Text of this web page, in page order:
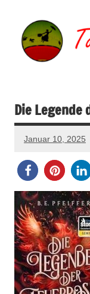
springen
Die Legende
Januar 10, 2025